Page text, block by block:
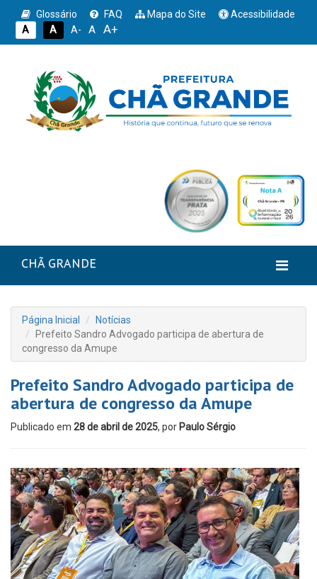
Glossário FAQ Mapa do Site
Acessibilidade
A
A A- A A+
CHÃ GRANDE
Página Inicial
Notícias
Prefeito Sandro Advogado participa de abertura de
congresso da Amupe
Prefeito Sandro Advogado participa de
abertura de congresso da Amupe
Publicado em 28 de abril de 2025, por Paulo Sérgio